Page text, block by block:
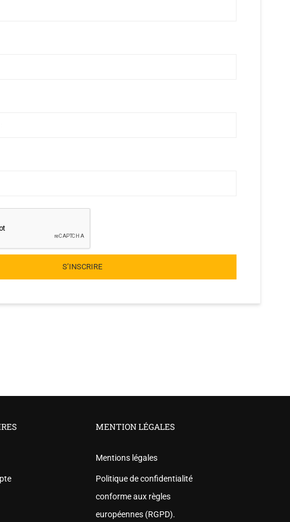
S’INSCRIRE
MENTION LÉGALES
Mentions légales
Politique de confidentialité
conforme aux règles
européennes (RGPD).